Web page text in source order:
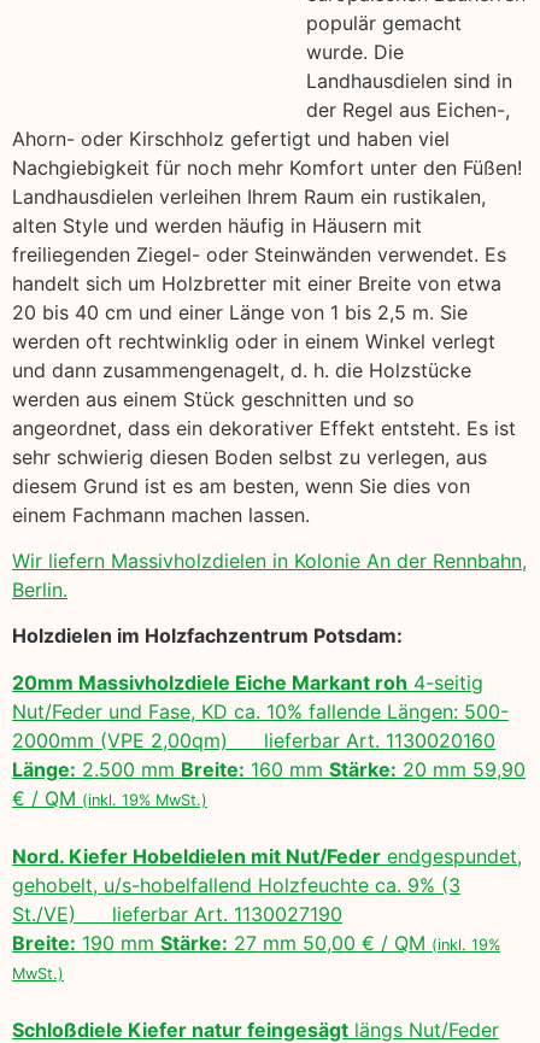
populär gemacht
wurde. Die
Landhausdielen sind in
der Regel aus Eichen-,
Ahorn- oder Kirschholz gefertigt und haben viel
Nachgiebigkeit für noch mehr Komfort unter den Füßen!
Landhausdielen verleihen Ihrem Raum ein rustikalen,
alten Style und werden häufig in Häusern mit
freiliegenden Ziegel- oder Steinwänden verwendet. Es
handelt sich um Holzbretter mit einer Breite von etwa
20 bis 40 cm und einer Länge von 1 bis 2,5 m. Sie
werden oft rechtwinklig oder in einem Winkel verlegt
und dann zusammengenagelt, d. h. die Holzstücke
werden aus einem Stück geschnitten und so
angeordnet, dass ein dekorativer Effekt entsteht. Es ist
sehr schwierig diesen Boden selbst zu verlegen, aus
diesem Grund ist es am besten, wenn Sie dies von
einem Fachmann machen lassen.
Wir liefern Massivholzdielen in Kolonie An der Rennbahn,
Berlin.
Holzdielen im Holzfachzentrum Potsdam:
20mm Massivholzdiele Eiche Markant roh 4-seitig
Nut/Feder und Fase, KD ca. 10% fallende Längen: 500-
2000mm (VPE 2,00qm) lieferbar Art. 1130020160
Länge: 2.500 mm Breite: 160 mm Stärke: 20 mm 59,90
€ / QM (inkl. 19% MwSt.)
Nord. Kiefer Hobeldielen mit Nut/Feder endgespundet,
gehobelt, u/s-hobelfallend Holzfeuchte ca. 9% (3
St./VE) lieferbar Art. 1130027190
Breite: 190 mm Stärke: 27 mm 50,00 € / QM (inkl. 19%
MwSt.)
Schloßdiele Kiefer natur feingesägt längs Nut/Feder